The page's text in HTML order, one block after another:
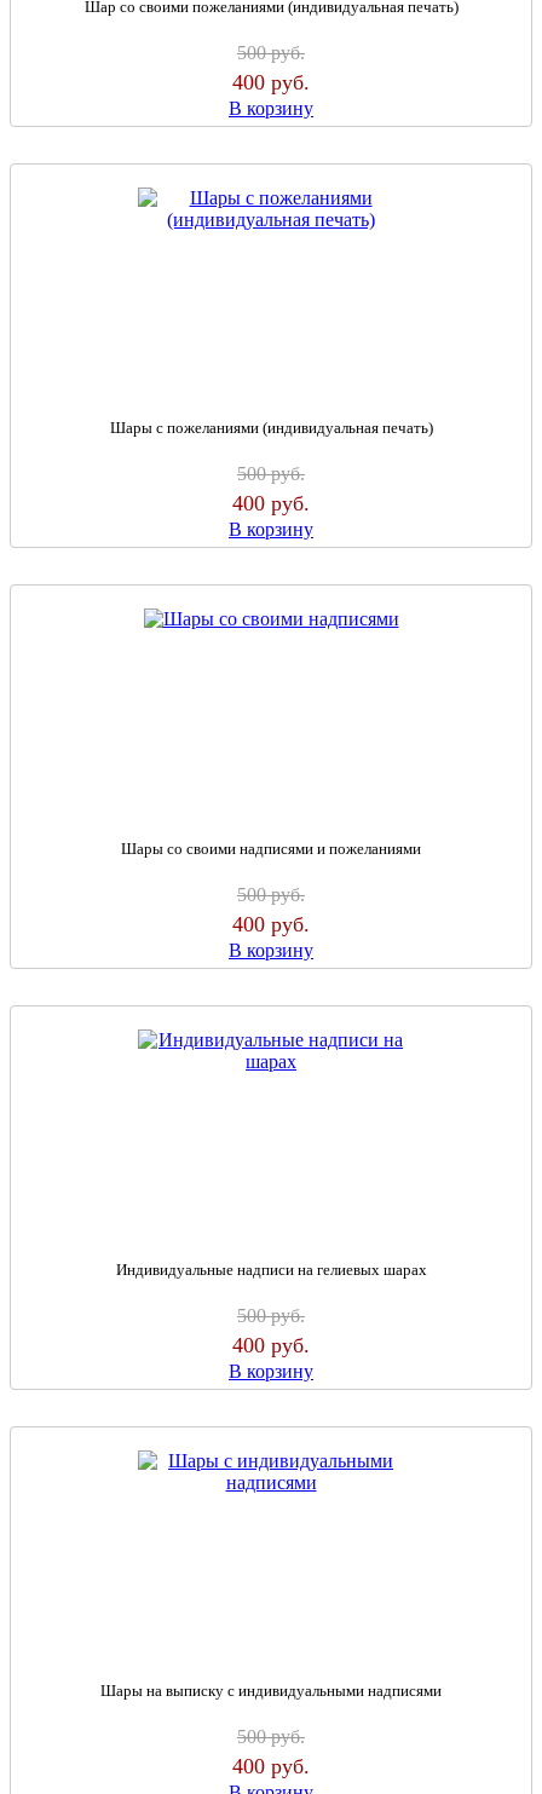
Шар со своими пожеланиями (индивидуальная печать)
500руб.
400 руб.
В корзину
Шары с пожеланиями (индивидуальная печать)
500руб.
400 руб.
В корзину
Шары со своими надписями и пожеланиями
500руб.
400 руб.
В корзину
Индивидуальные надписи на гелиевых шарах
500руб.
400 руб.
В корзину
Шары на выписку с индивидуальными надписями
500руб.
400 руб.